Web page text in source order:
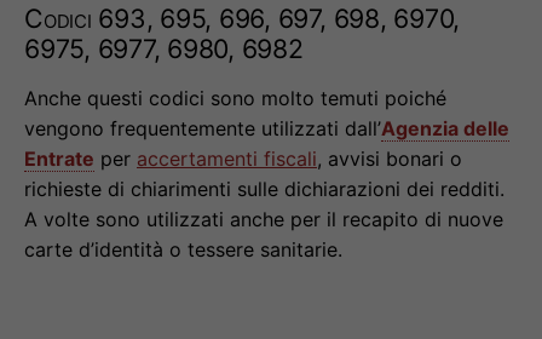
Codici 693, 695, 696, 697, 698, 6970,
6975, 6977, 6980, 6982
Anche questi codici sono molto temuti poiché
vengono frequentemente utilizzati dall’Agenzia delle
Entrate per accertamenti fiscali, avvisi bonari o
richieste di chiarimenti sulle dichiarazioni dei redditi.
A volte sono utilizzati anche per il recapito di nuove
carte d’identità o tessere sanitarie.